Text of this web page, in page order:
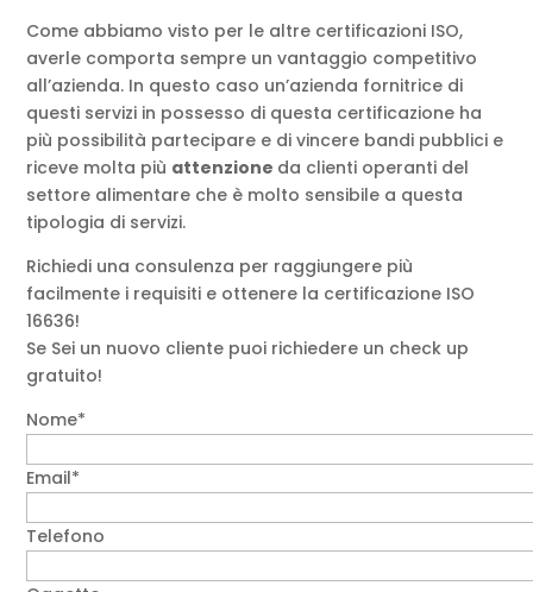
Come abbiamo visto per le altre certificazioni ISO,
averle comporta sempre un vantaggio competitivo
all’azienda. In questo caso un’azienda fornitrice di
questi servizi in possesso di questa certificazione ha
più possibilità partecipare e di vincere bandi pubblici e
riceve molta più attenzione da clienti operanti del
settore alimentare che è molto sensibile a questa
tipologia di servizi.
Richiedi una consulenza per raggiungere più
facilmente i requisiti e ottenere la certificazione ISO
16636!
Se Sei un nuovo cliente puoi richiedere un check up
gratuito!
Nome*
Email*
Telefono